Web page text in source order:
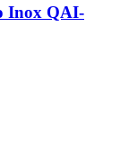
Inox QAI-